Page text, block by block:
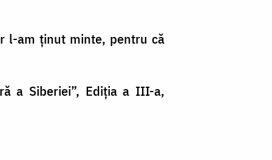
l-am ţinut minte, pentru că
a Siberiei”, Ediția a III-a,